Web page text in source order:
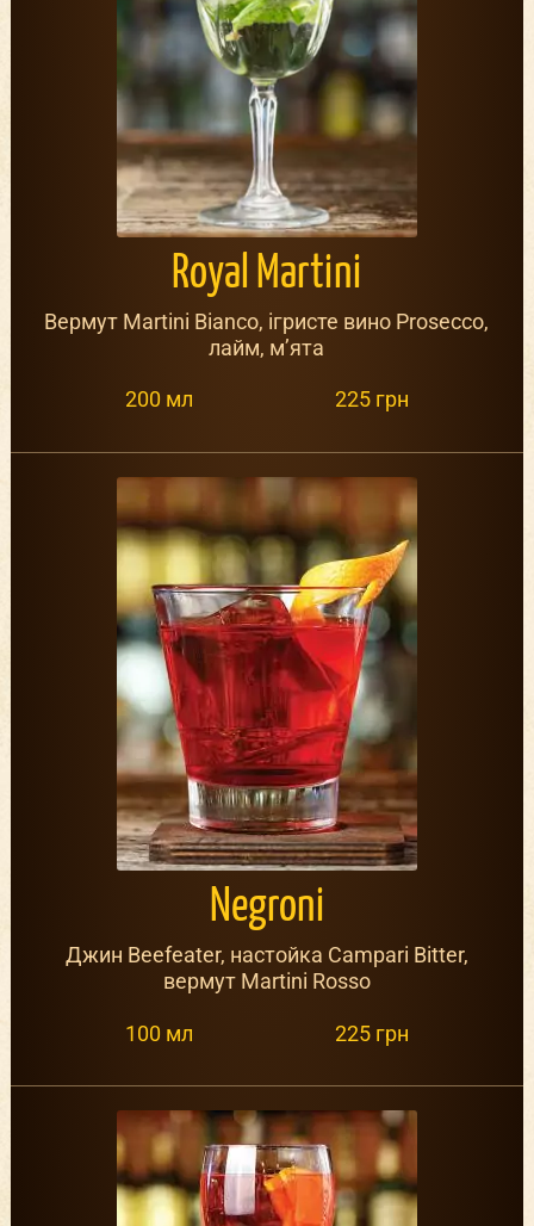
Royal Martini
Вермут Martini Bianco, ігристе вино Prosecco,
лайм, м’ята
200 мл 225 грн
Negroni
Джин Beefeater, настойка Campari Bitter,
вермут Martini Rosso
100 мл 225 грн